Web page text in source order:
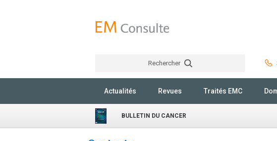
Rechercher
Actualités Revues Traités EMC
BULLETIN DU CANCER